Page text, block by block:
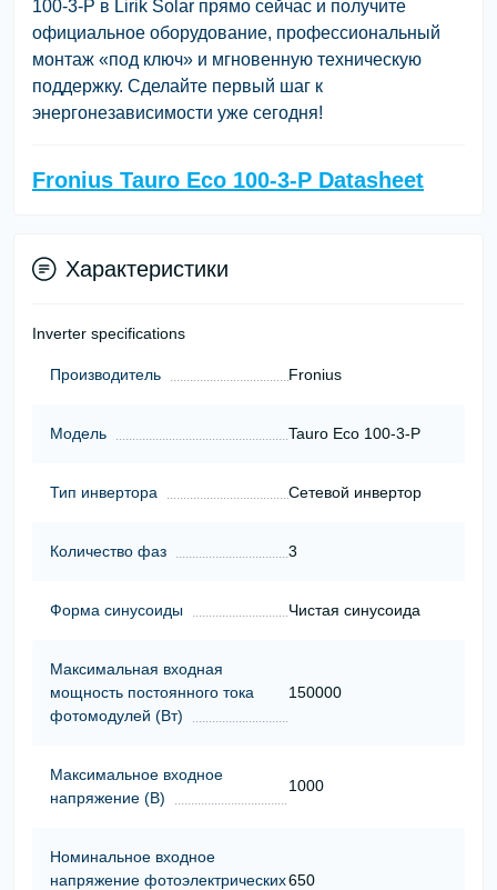
100-3-P в Lirik Solar прямо сейчас и получите
официальное оборудование, профессиональный
монтаж «под ключ» и мгновенную техническую
поддержку. Сделайте первый шаг к
энергонезависимости уже сегодня!
Fronius Tauro Eco 100-3-P Datasheet
Характеристики
Inverter specifications
Производитель Fronius
Модель Tauro Eco 100-3-P
Тип инвертора Сетевой инвертор
Количество фаз 3
Форма синусоиды Чистая синусоида
Максимальная входная
мощность постоянного тока
фотомодулей (Вт)
150000
Максимальное входное
напряжение (В)
1000
Номинальное входное
напряжение фотоэлектрических650